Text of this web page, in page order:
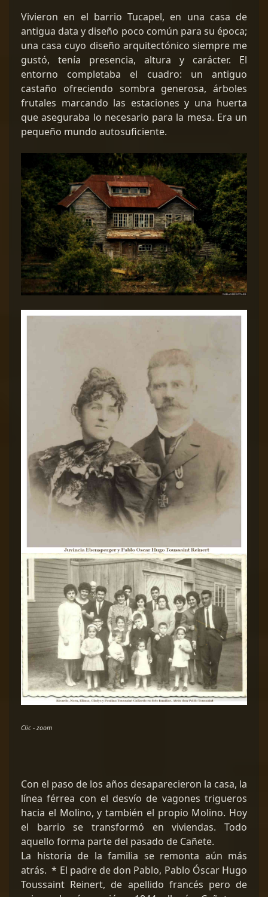
Vivieron en el barrio Tucapel, en una casa de
antigua data y diseño poco común para su época;
una casa cuyo diseño arquitectónico siempre me
gustó, tenía presencia, altura y carácter. El
entorno completaba el cuadro: un antiguo
castaño ofreciendo sombra generosa, árboles
frutales marcando las estaciones y una huerta
que aseguraba lo necesario para la mesa. Era un
pequeño mundo autosuficiente.
Clic - zoom
Con el paso de los años desaparecieron la casa, la
línea férrea con el desvío de vagones trigueros
hacia el Molino, y también el propio Molino. Hoy
el barrio se transformó en viviendas. Todo
aquello forma parte del pasado de Cañete.
La historia de la familia se remonta aún más
atrás. * El padre de don Pablo, Pablo Óscar Hugo
Toussaint Reinert, de apellido francés pero de